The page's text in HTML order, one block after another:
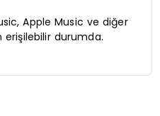
Apple Music ve diğer
durumda.